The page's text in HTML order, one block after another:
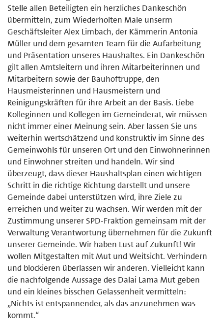
Stelle allen Beteiligten ein herzliches Dankeschön
übermitteln, zum Wiederholten Male unserm
Geschäftsleiter Alex Limbach, der Kämmerin Antonia
Müller und dem gesamten Team für die Aufarbeitung
und Präsentation unseres Haushaltes. Ein Dankeschön
gilt allen Amtsleitern und ihren Mitarbeiterinnen und
Mitarbeitern sowie der Bauhoftruppe, den
Hausmeisterinnen und Hausmeistern und
Reinigungskräften für ihre Arbeit an der Basis. Liebe
Kolleginnen und Kollegen im Gemeinderat, wir müssen
nicht immer einer Meinung sein. Aber lassen Sie uns
weiterhin wertschätzend und konstruktiv im Sinne des
Gemeinwohls für unseren Ort und den Einwohnerinnen
und Einwohner streiten und handeln. Wir sind
überzeugt, dass dieser Haushaltsplan einen wichtigen
Schritt in die richtige Richtung darstellt und unsere
Gemeinde dabei unterstützen wird, ihre Ziele zu
erreichen und weiter zu wachsen. Wir werden mit der
Zustimmung unserer SPD-Fraktion gemeinsam mit der
Verwaltung Verantwortung übernehmen für die Zukunft
unserer Gemeinde. Wir haben Lust auf Zukunft! Wir
wollen Mitgestalten mit Mut und Weitsicht. Verhindern
und blockieren überlassen wir anderen. Vielleicht kann
die nachfolgende Aussage des Dalai Lama Mut geben
und ein kleines bisschen Gelassenheit vermitteln:
„Nichts ist entspannender, als das anzunehmen was
kommt.“